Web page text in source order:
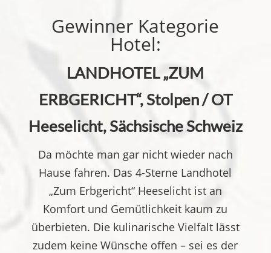
Gewinner Kategorie
Hotel:
LANDHOTEL „ZUM
ERBGERICHT“, Stolpen / OT
Heeselicht, Sächsische Schweiz
Da möchte man gar nicht wieder nach
Hause fahren. Das 4-Sterne Landhotel
„Zum Erbgericht“ Heeselicht ist an
Komfort und Gemütlichkeit kaum zu
überbieten. Die kulinarische Vielfalt lässt
zudem keine Wünsche offen – sei es der